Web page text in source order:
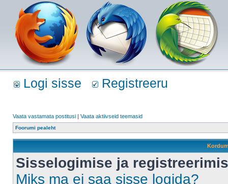
Logi sisse Registreeru
Vaata vastamata postitusi | Vaata aktiivseid teemasid
Foorumi pealeht
Sisselogimise ja
Miks ma ei saa sisse logida?